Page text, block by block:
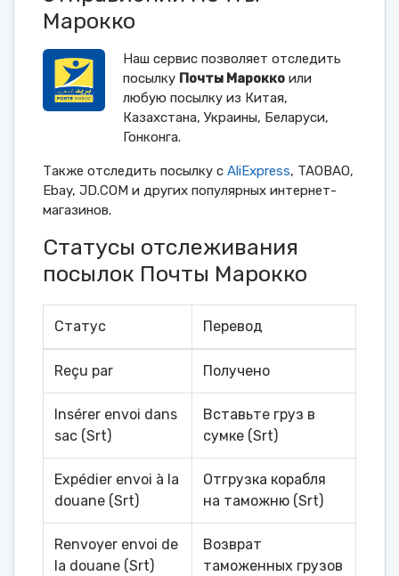
Марокко
Наш сервис позволяет отследить
посылку Почты Марокко или
любую посылку из Китая,
Казахстана, Украины, Беларуси,
Гонконга.
Также отследить посылку с AliExpress, TAOBAO,
Ebay, JD.COM и других популярных интернет-
магазинов.
Статусы отслеживания
посылок Почты Марокко
Статус Перевод
Reçu par Получено
Insérer envoi dans
sac (Srt)
Вставьте груз в
сумке (Srt)
Expédier envoi à la
douane (Srt)
Отгрузка корабля
на таможню (Srt)
Renvoyer envoi de
la douane (Srt)
Возврат
таможенных грузов